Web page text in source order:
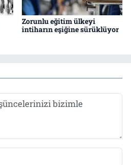
Zorunlu eğitim ülkeyi
intiharın eşiğine sürüklüyor